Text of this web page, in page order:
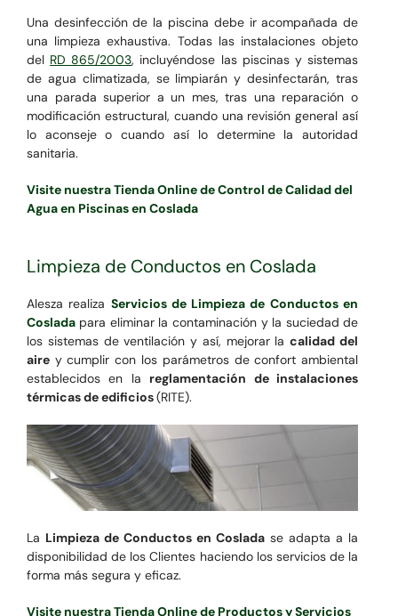
Una desinfección de la piscina debe ir acompañada de
una limpieza exhaustiva. Todas las instalaciones objeto
del RD 865/2003, incluyéndose las piscinas y sistemas
de agua climatizada, se limpiarán y desinfectarán, tras
una parada superior a un mes, tras una reparación o
modificación estructural, cuando una revisión general así
lo aconseje o cuando así lo determine la autoridad
sanitaria.
Visite nuestra Tienda Online de Control de Calidad del
Agua en Piscinas en Coslada
Limpieza de Conductos en Coslada
Alesza realiza Servicios de Limpieza de Conductos en
Cosladapara eliminar la contaminación y la suciedad de
los sistemas de ventilación y así, mejorar lacalidad del
airey cumplir con los parámetros de confort ambiental
establecidos en la reglamentación de instalaciones
térmicas de edificios(RITE).
La Limpieza de Conductos en Coslada se adapta a la
disponibilidad de los Clientes haciendo los servicios de la
forma más segura y eficaz.
Visite nuestra Tienda Online de Productos y Servicios